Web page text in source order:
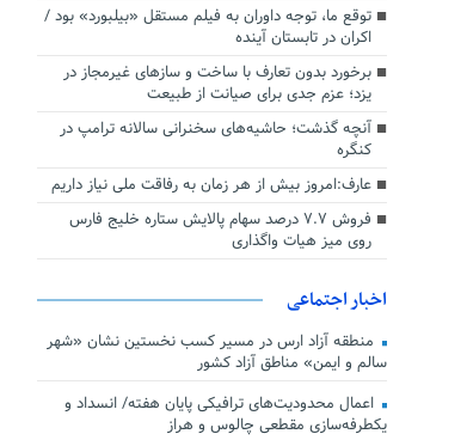
توقع ما، توجه داوران به فیلم مستقل «بیلبورد» بود /
اکران در تابستان آینده
برخورد بدون تعارف با ساخت‌ و سازهای غیرمجاز در
یزد؛ عزم جدی برای صیانت از طبیعت
آنچه گذشت؛ حاشیه‌های سخنرانی سالانه ترامپ در
کنگره
عارف:امروز بیش از هر زمان به رفاقت ملی نیاز داریم
فروش ۷.۷ درصد سهام پالایش ستاره خلیج فارس
روی میز هیات واگذاری
اخبار اجتماعی
منطقه آزاد ارس در مسیر کسب نخستین نشان «شهر
سالم و ایمن» مناطق آزاد کشور
اعمال محدودیت‌های ترافیکی پایان هفته/ انسداد و
یکطرفه‌سازی مقطعی چالوس و هراز